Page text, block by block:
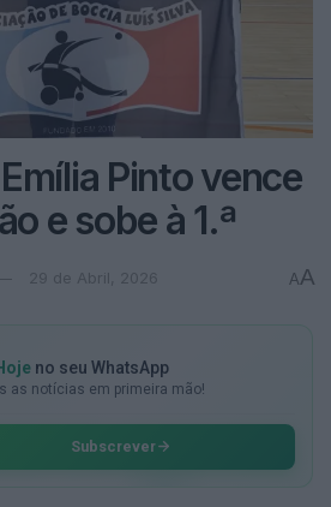
Pinto vence
e sobe à 1.ª
29 de Abril, 2026 AA
no seu WhatsApp
as notícias em primeira mão!
Subscrever